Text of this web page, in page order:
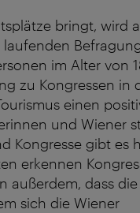
bringt, wird
im Alter von
zu Kongressen in
einen
und Wiener
Kongresse gibt es
erkennen
außerdem, dass die
sich die Wiener